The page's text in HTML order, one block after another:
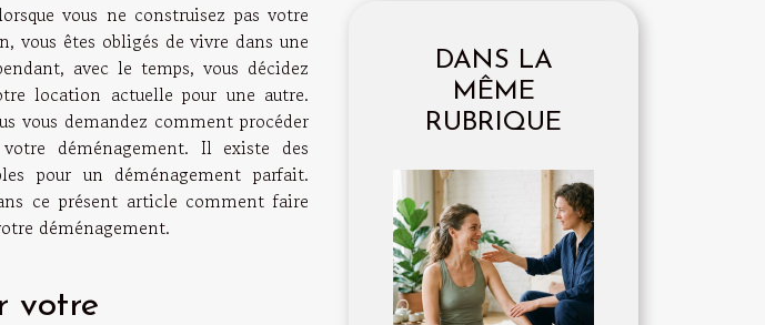
vous ne construisez pas votre
vous êtes obligés de vivre dans une
avec le temps, vous décidez
location actuelle pour une autre.
vous demandez comment procéder
déménagement. Il existe des
pour un déménagement parfait.
ce présent article comment faire
déménagement.
votre
DANS LA
MÊME
RUBRIQUE